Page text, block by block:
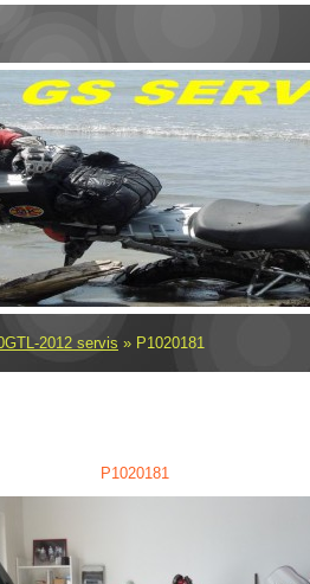
2012 servis » P1020181
P1020181